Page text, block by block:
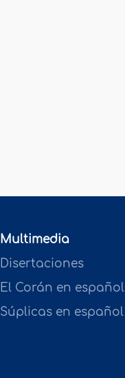
Multimedia
Disertaciones
El Corán en español
Súplicas en español